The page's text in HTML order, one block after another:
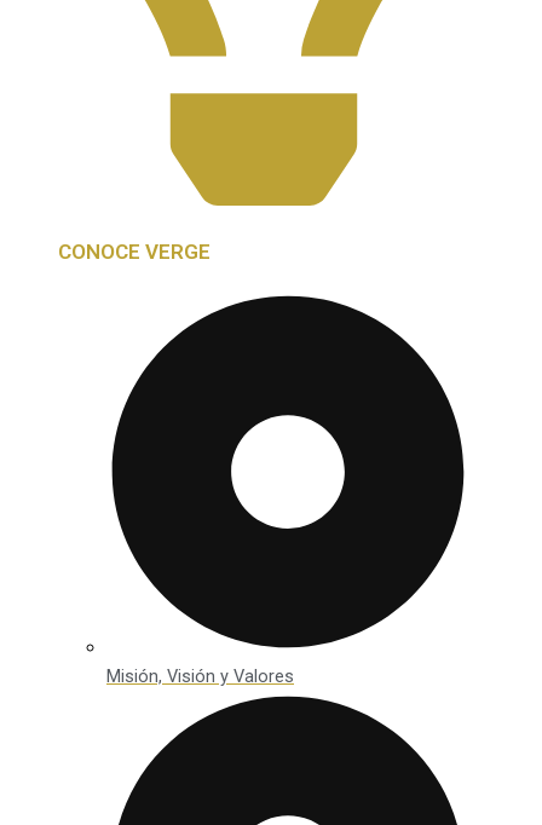
CONOCE VERGE
Misión, Visión y Valores